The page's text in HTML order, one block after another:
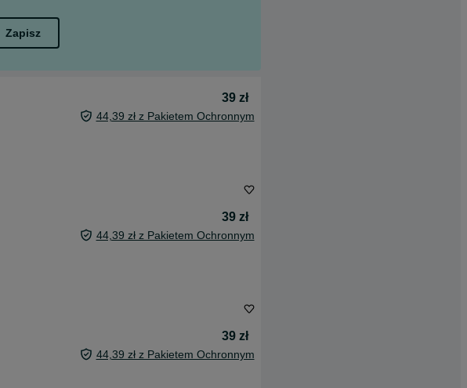
Zapisz
39 zł
44,39 zł z Pakietem Ochronnym
39 zł
44,39 zł z Pakietem Ochronnym
39 zł
44,39 zł z Pakietem Ochronnym